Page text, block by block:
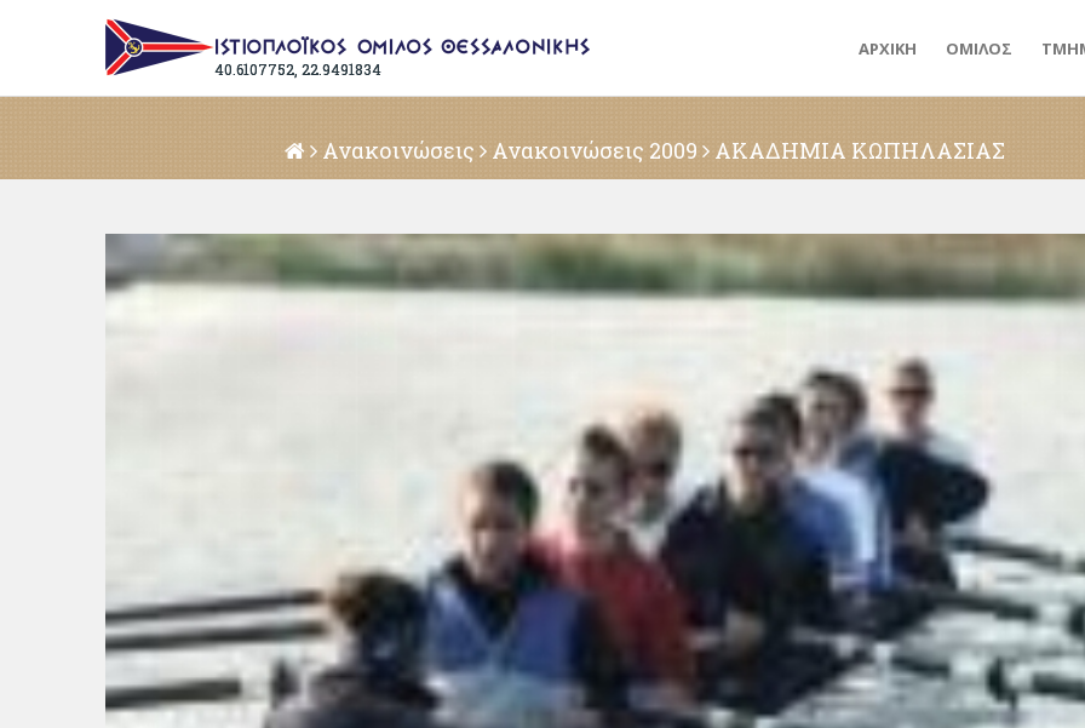
40.6107752, 22.9491834
ΑΡΧΙΚΗ ΟΜΙΛΟΣ
Ανακοινώσεις Ανακοινώσεις 2009 ΑΚΑΔΗΜΙΑ ΚΩΠΗΛΑΣΙΑΣ